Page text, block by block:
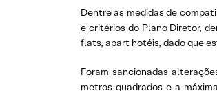
Dentre as medidas de
e critérios do Plano Diretor,
flats, apart hotéis, dado que
Foram sancionadas
metros quadrados e a